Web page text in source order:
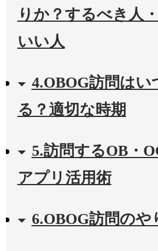
りか？するべき人
いい人
4.OBOG訪問はい
る？適切な時期
5.訪問するOB・
アプリ活用術
6.OBOG訪問のや